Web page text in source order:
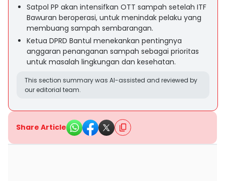
Satpol PP akan intensifkan OTT sampah setelah ITF
Bawuran beroperasi, untuk menindak pelaku yang
membuang sampah sembarangan.
Ketua DPRD Bantul menekankan pentingnya
anggaran penanganan sampah sebagai prioritas
untuk masalah lingkungan dan kesehatan.
This section summary was AI-assisted and reviewed by
our editorial team.
Share Article